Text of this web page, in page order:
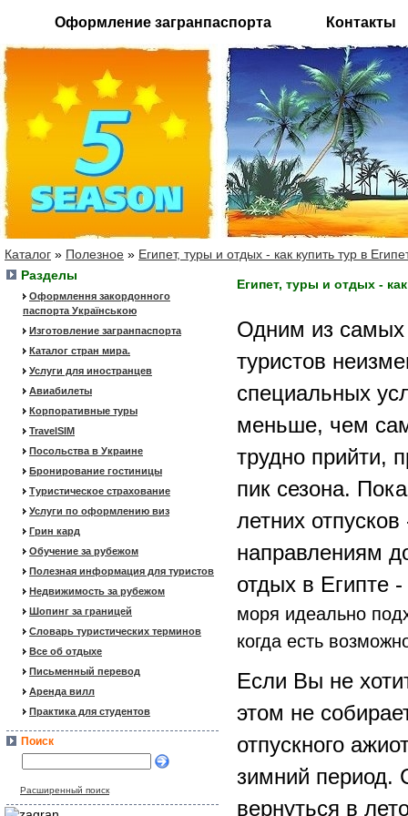
Оформление загранпаспорта Контакты
Каталог » Полезное » Египет, туры и отдых - как купить тур в
Разделы
Оформлення закордонного
паспорта Українською
Изготовление загранпаспорта
Каталог стран мира.
Услуги для иностранцев
Авиабилеты
Корпоративные туры
TravelSIM
Посольства в Украине
Бронирование гостиницы
Туристическое страхование
Услуги по оформлению виз
Грин кард
Обучение за рубежом
Полезная информация для туристов
Недвижимость за рубежом
Шопинг за границей
Словарь туристических терминов
Все об отдыхе
Письменный перевод
Аренда вилл
Практика для студентов
Поиск
Расширенный поиск
Египет, туры и отдых -
Одним из самых
туристов
специальных
меньше, чем
трудно прийти,
пик сезона.
летних
направлениям
отдых в Египте
моря идеально
когда есть
Если Вы не
этом не
отпускного
зимний период.
вернуться в